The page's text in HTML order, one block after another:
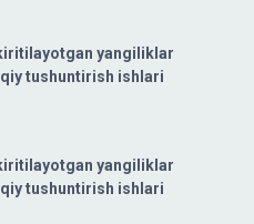
yangiliklar
tushuntirish ishlari
yangiliklar
tushuntirish ishlari